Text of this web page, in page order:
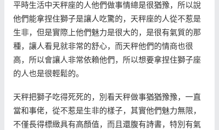
平時生活中天秤座的人他們做事情總是很猶豫，所以說
他們能拿捏住獅子是讓人吃驚的，天秤座的人從不惹是
生非，但是實際上他們魅力是很大的，是很有氣質的那
種，讓人看見就非常的舒心，而天秤他們的情商也很
高，所以會讓人非常依賴他們，所以想要拿捏住獅子座
的人也是很輕鬆的。
天秤把獅子吃得死死的，別看天秤做事猶猶豫豫，一直
當和事佬，從不惹是生非的樣子，其實他們魅力無限，
不僅長得標緻具有高顏值，而且還腹有詩書，特別有氣